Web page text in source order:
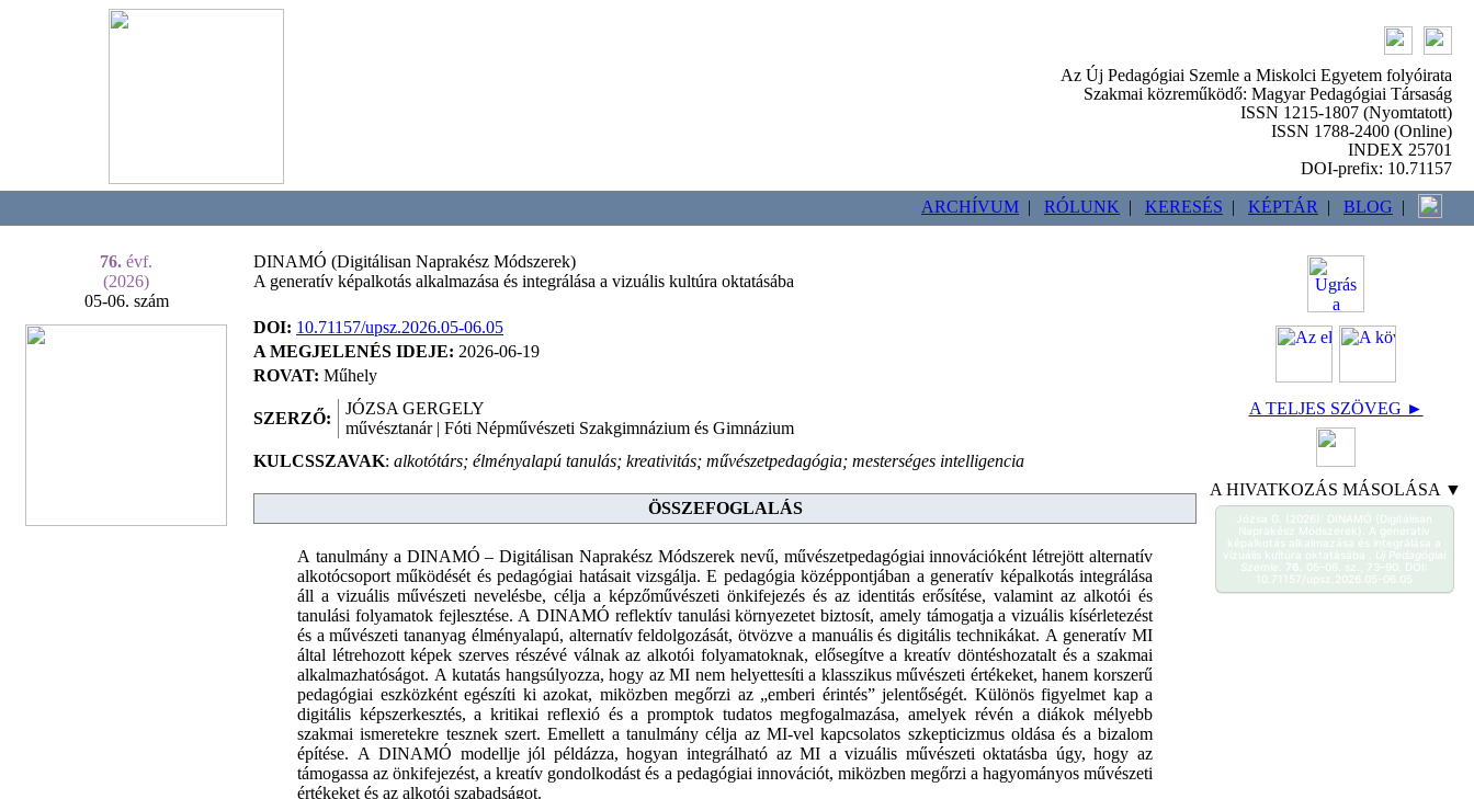
Az Új Pedagógiai Szemle a Miskolci Egyetem folyóirata
Szakmai közreműködő: Magyar Pedagógiai Társaság
ISSN 1215-1807 (Nyomtatott)
ISSN 1788-2400 (Online)
INDEX 25701
DOI-prefix: 10.71157
ARCHÍVUM | RÓLUNK | KERESÉS | KÉPTÁR | BLOG |
76. évf.
(2026)
05-06. szám
DINAMÓ (Digitálisan Naprakész Módszerek)
A generatív képalkotás alkalmazása és integrálása a vizuális kultúra oktatásába
DOI: 10.71157/upsz.2026.05-06.05
A MEGJELENÉS IDEJE: 2026-06-19
ROVAT: Műhely
SZERZŐ:
JÓZSA GERGELY
művésztanár | Fóti Népművészeti Szakgimnázium és Gimnázium
KULCSSZAVAK: alkotótárs; élményalapú tanulás; kreativitás; művészetpedagógia; mesterséges intelligencia
ÖSSZEFOGLALÁS
A tanulmány a DINAMÓ – Digitálisan Naprakész Módszerek nevű, művészetpedagógiai innovációként létrejött alternatív
alkotócsoport működését és pedagógiai hatásait vizsgálja. E pedagógia középpontjában a generatív képalkotás integrálása
áll a vizuális művészeti nevelésbe, célja a képzőművészeti önkifejezés és az identitás erősítése, valamint az alkotói és
tanulási folyamatok fejlesztése. A DINAMÓ reflektív tanulási környezetet biztosít, amely támogatja a vizuális kísérletezést
és a művészeti tananyag élményalapú, alternatív feldolgozását, ötvözve a manuális és digitális technikákat. A generatív MI
által létrehozott képek szerves részévé válnak az alkotói folyamatoknak, elősegítve a kreatív döntéshozatalt és a szakmai
alkalmazhatóságot. A kutatás hangsúlyozza, hogy az MI nem helyettesíti a klasszikus művészeti értékeket, hanem korszerű
pedagógiai eszközként egészíti ki azokat, miközben megőrzi az „emberi érintés” jelentőségét. Különös figyelmet kap a
digitális képszerkesztés, a kritikai reflexió és a promptok tudatos megfogalmazása, amelyek révén a diákok mélyebb
szakmai ismeretekre tesznek szert. Emellett a tanulmány célja az MI-vel kapcsolatos szkepticizmus oldása és a bizalom
építése. A DINAMÓ modellje jól példázza, hogyan integrálható az MI a vizuális művészeti oktatásba úgy, hogy az
támogassa az önkifejezést, a kreatív gondolkodást és a pedagógiai innovációt, miközben megőrzi a hagyományos művészeti
értékeket és az alkotói szabadságot.
A TELJES SZÖVEG ►
A HIVATKOZÁS MÁSOLÁSA ▼
Józsa G. (2026): DINAMÓ (Digitálisan
Naprakész Módszerek). A generatív
képalkotás alkalmazása és integrálása a
vizuális kultúra oktatásába . Új Pedagógiai
Szemle
76.
05–06. sz., 73–90. DOI:
10.71157/upsz.2026.05-06.05